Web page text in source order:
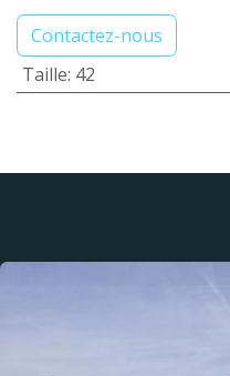
Contactez-nous
Taille: 42